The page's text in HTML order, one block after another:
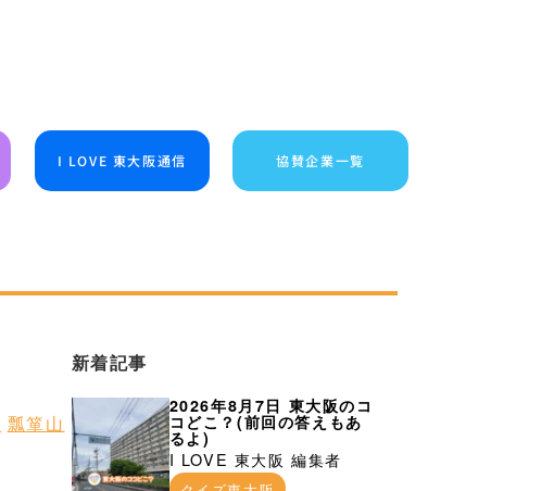
I LOVE 東大阪通信 協賛企業一覧
瓢箪山
新着記事
2026年8月7日 東大阪のコ
コどこ？(前回の答えもあ
るよ)
I LOVE 東大阪 編集者